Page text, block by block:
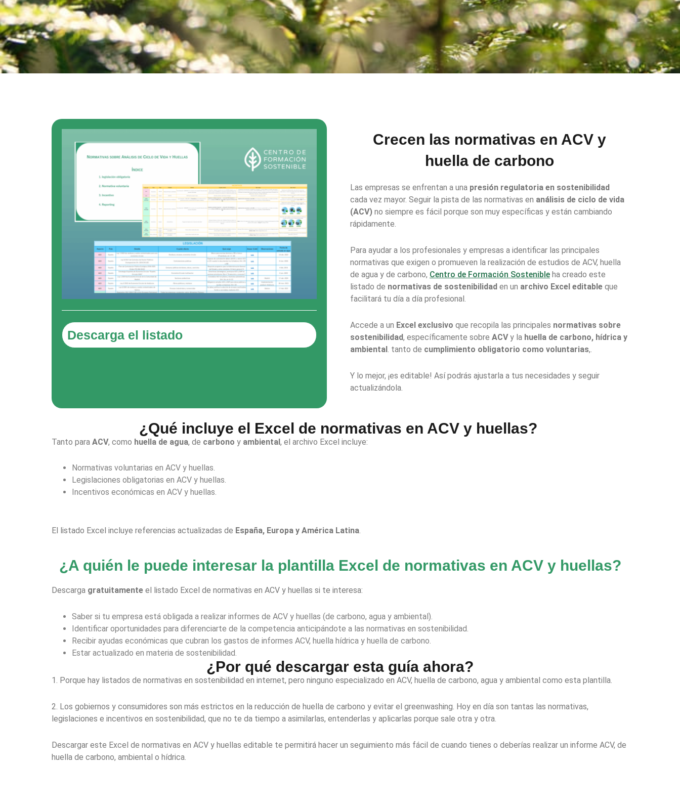
Descarga el listado
Crecen las normativas en ACV y
huella de carbono
Las empresas se enfrentan a una presión regulatoria en sostenibilidad
cada vez mayor. Seguir la pista de las normativas en análisis de ciclo de vida
(ACV) no siempre es fácil porque son muy específicas y están cambiando
rápidamente.
Para ayudar a los profesionales y empresas a identificar las principales
normativas que exigen o promueven la realización de estudios de ACV, huella
de agua y de carbono, Centro de Formación Sostenible ha creado este
listado de normativas de sostenibilidad en un archivo Excel editable que
facilitará tu día a día profesional.
Accede a un Excel exclusivo que recopila las principales normativas sobre
sostenibilidad, específicamente sobre ACVy la huella de carbono, hídrica y
ambiental . tanto de cumplimiento obligatorio como voluntarias,.
Y lo mejor, ¡es editable! Así podrás ajustarla a tus necesidades y seguir
actualizándola.
¿Qué incluye el Excel de normativas en ACV y huellas? ​
Tanto para ACV, como huella de agua, de carbono y ambiental, el archivo Excel incluye:
Normativas voluntarias en ACV y huellas.
Legislaciones obligatorias en ACV y huellas.
Incentivos económicas en ACV y huellas.
El listado Excel incluye referencias actualizadas de España, Europa y América Latina.
¿A quién le puede interesar la plantilla Excel de normativas en ACV y huellas?
Descarga gratuitamente el listado Excel de normativas en ACV y huellas si te interesa:
Saber si tu empresa está obligada a realizar informes de ACV y huellas (de carbono, agua y ambiental).
Identificar oportunidades para diferenciarte de la competencia anticipándote a las normativas en sostenibilidad.
Recibir ayudas económicas que cubran los gastos de informes ACV, huella hídrica y huella de carbono.
Estar actualizado en materia de sostenibilidad.
¿Por qué descargar esta guía ahora?
1. Porque hay listados de normativas en sostenibilidad en internet, pero ninguno especializado en ACV, huella de carbono, agua y ambiental como esta plantilla.
2. Los gobiernos y consumidores son más estrictos en la reducción de huella de carbono y evitar el greenwashing. Hoy en día son tantas las normativas,
legislaciones e incentivos en sostenibilidad, que no te da tiempo a asimilarlas, entenderlas y aplicarlas porque sale otra y otra.
Descargar este Excel de normativas en ACV y huellas editable te permitirá hacer un seguimiento más fácil de cuando tienes o deberías realizar un informe ACV, de
huella de carbono, ambiental o hídrica.